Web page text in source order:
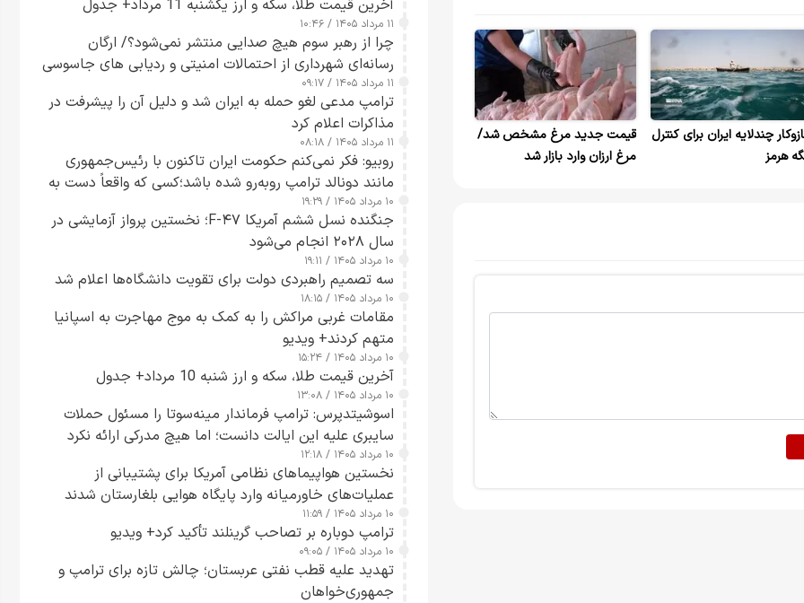
چندلایه ایران برای کنترل
هرمز
قیمت جدید مرغ مشخص شد/
مرغ ارزان وارد بازار شد
آخرین قیمت طلا، سکه و ارز یکشنبه 11 مرداد+ جدول
۱۱ مرداد ۱۴۰۵ / ۱۰:۴۶
چرا از رهبر سوم هیچ صدایی منتشر نمی‌شود؟/ ارگان
رسانه‌ای شهرداری از احتمالات امنیتی و ردیابی های جاسوسی
گفت
۱۱ مرداد ۱۴۰۵ / ۰۹:۱۷
ترامپ مدعی لغو حمله به ایران شد و دلیل آن را پیشرفت در
مذاکرات اعلام کرد
۱۱ مرداد ۱۴۰۵ / ۰۸:۱۸
روبیو: فکر نمی‌کنم حکومت ایران تاکنون با رئیس‌جمهوری
مانند دونالد ترامپ روبه‌رو شده باشد؛کسی که واقعاً دست به
اقدام می‌زند
۱۰ مرداد ۱۴۰۵ / ۱۹:۲۹
جنگنده نسل ششم آمریکا F-۴۷؛ نخستین پرواز آزمایشی در
سال ۲۰۲۸ انجام می‌شود
۱۰ مرداد ۱۴۰۵ / ۱۹:۱۱
سه تصمیم راهبردی دولت برای تقویت دانشگاه‌ها اعلام شد
۱۰ مرداد ۱۴۰۵ / ۱۸:۱۵
مقامات غربی مراکش را به کمک به موج مهاجرت به اسپانیا
متهم کردند+ ویدیو
۱۰ مرداد ۱۴۰۵ / ۱۵:۲۴
آخرین قیمت طلا، سکه و ارز شنبه 10 مرداد+ جدول
۱۰ مرداد ۱۴۰۵ / ۱۳:۰۸
اسوشیتدپرس: ترامپ فرماندار مینه‌سوتا را مسئول حملات
سایبری علیه این ایالت دانست؛ اما هیچ مدرکی ارائه نکرد
۱۰ مرداد ۱۴۰۵ / ۱۲:۱۸
نخستین هواپیماهای نظامی آمریکا برای پشتیبانی از
عملیات‌های خاورمیانه وارد پایگاه هوایی بلغارستان شدند
۱۰ مرداد ۱۴۰۵ / ۱۱:۵۹
ترامپ دوباره بر تصاحب گرینلند تأکید کرد+ ویدیو
۱۰ مرداد ۱۴۰۵ / ۰۹:۰۵
تهدید علیه قطب نفتی عربستان؛ چالش تازه برای ترامپ و
جمهوری‌خواهان